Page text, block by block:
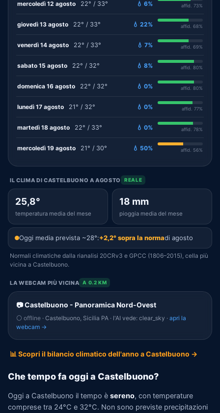
mercoledì 12 agosto 22° / 33° 💧 6% affid. 73%
giovedì 13 agosto 22° / 33° 💧 22% affid. 68%
venerdì 14 agosto 22° / 33° 💧 7% affid. 69%
sabato 15 agosto 22° / 32° 💧 8% affid. 80%
domenica 16 agosto 22° / 32° 💧 0% affid. 80%
lunedì 17 agosto 21° / 32° 💧 0% affid. 77%
martedì 18 agosto 22° / 33° 💧 0% affid. 78%
mercoledì 19 agosto 21° / 30° 💧 50% affid. 56%
IL CLIMA DI CASTELBUONO A AGOSTO REALE
25,8°
temperatura media del mese
18 mm
pioggia media del mese
Oggi media prevista ~28°:+2,2° sopra la normadi agosto
Normali climatiche dalla rianalisi 20CRv3 e GPCC (1806–2015), cella più
vicina a Castelbuono.
LA WEBCAM PIÙ VICINA A 0.2 KM
📷 Castelbuono - Panoramica Nord-Ovest
⚪ offline · Castelbuono, Sicilia PA · l'AI vede: clear_sky · apri la
webcam →
📊 Scopri il bilancio climatico dell'anno a Castelbuono →
Che tempo fa oggi a Castelbuono?
Oggi a Castelbuono il tempo è sereno, con temperature
comprese tra 24°C e 32°C. Non sono previste precipitazioni